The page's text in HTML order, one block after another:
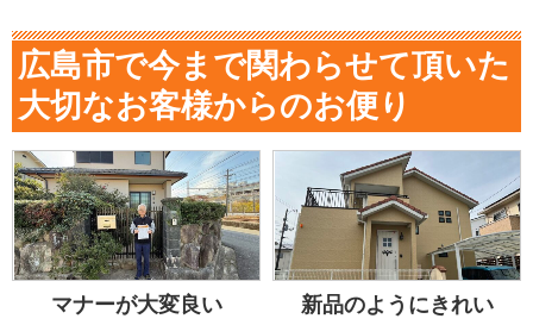
広島市で今まで関わらせて頂いた
大切なお客様からのお便り
マナーが大変良い 新品のようにきれい